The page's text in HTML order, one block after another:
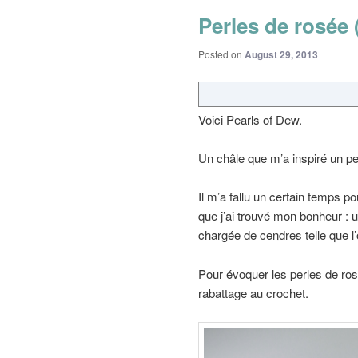
Perles de rosée
Posted on August 29, 2013
Voici Pearls of Dew.
Un châle que m’a inspiré un
Il m’a fallu un certain temps
que j’ai trouvé mon bonheur :
chargée de cendres telle que
Pour évoquer les perles de
rabattage au crochet.